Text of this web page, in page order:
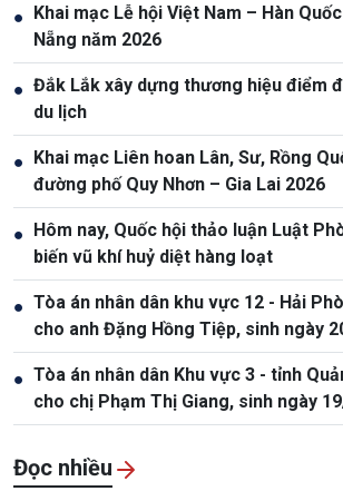
● Khai mạc Lễ hội Việt Nam – Hàn
Nẵng năm 2026
● Đắk Lắk xây dựng thương hiệu điểm
du lịch
● Khai mạc Liên hoan Lân, Sư, Rồng
đường phố Quy Nhơn – Gia Lai 2026
● Hôm nay, Quốc hội thảo luận Luật
biến vũ khí huỷ diệt hàng loạt
● Tòa án nhân dân khu vực 12 - Hải
cho anh Đặng Hồng Tiệp, sinh ngày
● Tòa án nhân dân Khu vực 3 - tỉnh
cho chị Phạm Thị Giang, sinh ngày
Đọc nhiều